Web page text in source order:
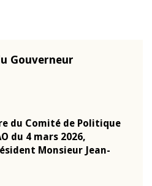
Gouverneur
du Comité de Politique
du 4 mars 2026,
Monsieur Jean-